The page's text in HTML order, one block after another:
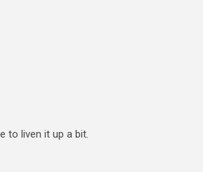
to liven it up a bit.